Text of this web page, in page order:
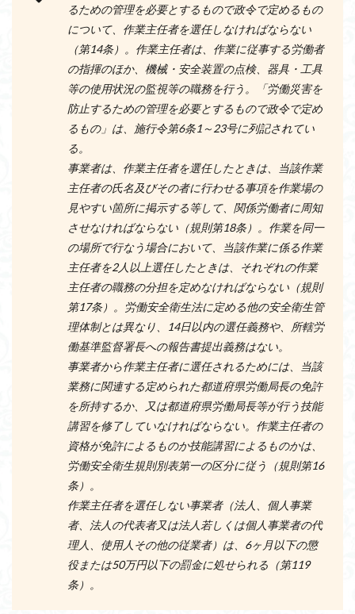
るための管理を必要とするもので政令で定めるもの
について、作業主任者を選任しなければならない
（第14条）。作業主任者は、作業に従事する労働者
の指揮のほか、機械・安全装置の点検、器具・工具
等の使用状況の監視等の職務を行う。「労働災害を
防止するための管理を必要とするもので政令で定め
るもの」は、施行令第6条1～23号に列記されてい
る。
事業者は、作業主任者を選任したときは、当該作業
主任者の氏名及びその者に行わせる事項を作業場の
見やすい箇所に掲示する等して、関係労働者に周知
させなければならない（規則第18条）。作業を同一
の場所で行なう場合において、当該作業に係る作業
主任者を2人以上選任したときは、それぞれの作業
主任者の職務の分担を定めなければならない（規則
第17条）。労働安全衛生法に定める他の安全衛生管
理体制とは異なり、14日以内の選任義務や、所轄労
働基準監督署長への報告書提出義務はない。
事業者から作業主任者に選任されるためには、当該
業務に関連する定められた都道府県労働局長の免許
を所持するか、又は都道府県労働局長等が行う技能
講習を修了していなければならない。作業主任者の
資格が免許によるものか技能講習によるものかは、
労働安全衛生規則別表第一の区分に従う（規則第16
条）。
作業主任者を選任しない事業者（法人、個人事業
者、法人の代表者又は法人若しくは個人事業者の代
理人、使用人その他の従業者）は、6ヶ月以下の懲
役または50万円以下の罰金に処せられる（第119
条）。